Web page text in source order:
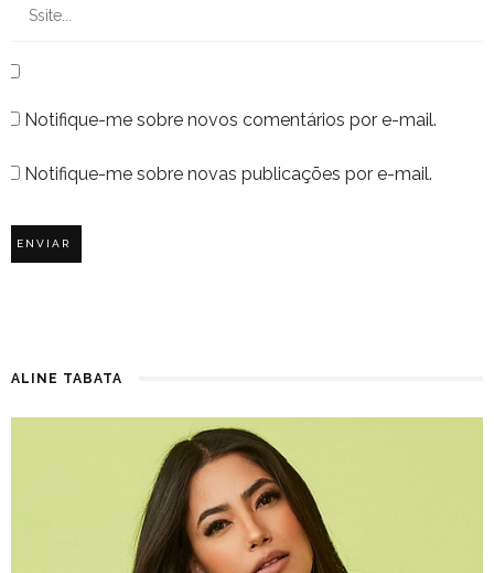
Notifique-me sobre novos comentários por e-mail.
Notifique-me sobre novas publicações por e-mail.
ALINE TABATA